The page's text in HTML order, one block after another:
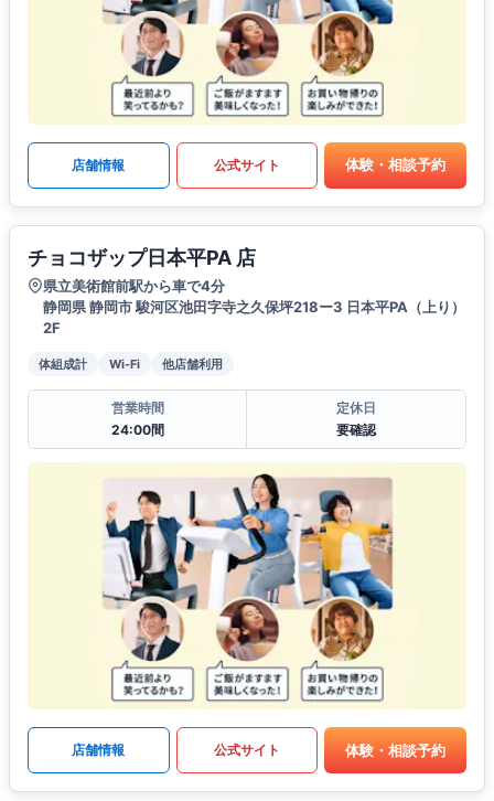
店舗情報 公式サイト 体験・相談予約
チョコザップ日本平PA 店
県立美術館前駅から車で4分
静岡県 静岡市 駿河区池田字寺之久保坪218ー3 日本平PA（上り）
2F
体組成計 Wi-Fi 他店舗利用
営業時間
24:00間
定休日
要確認
店舗情報 公式サイト 体験・相談予約